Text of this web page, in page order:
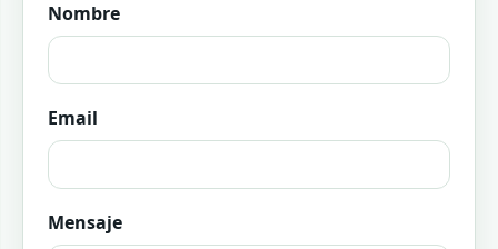
Nombre
Email
Mensaje